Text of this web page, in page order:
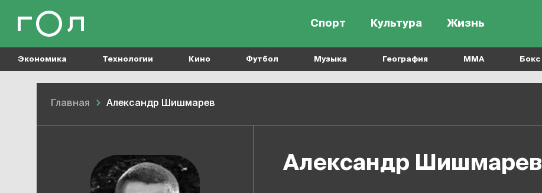
Спорт Культура Жизнь
Экономика Технологии Кино Футбол Музыка География MMA Бокс
Главная Александр Шишмарев
Александр Шишмарев